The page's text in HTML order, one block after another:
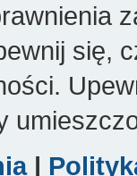
się,
|